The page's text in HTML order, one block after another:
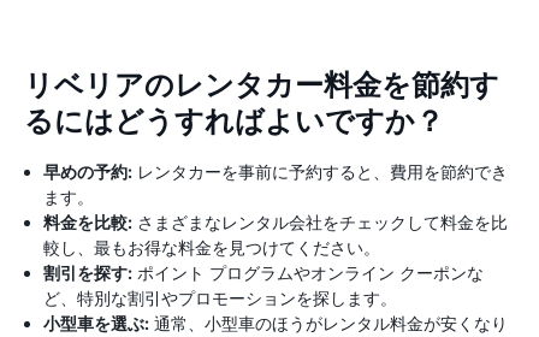
リベリアのレンタカー料金を節約す
るにはどうすればよいですか？
早めの予約: レンタカーを事前に予約すると、費用を節約でき
ます。
料金を比較: さまざまなレンタル会社をチェックして料金を比
較し、最もお得な料金を見つけてください。
割引を探す: ポイント プログラムやオンライン クーポンな
ど、特別な割引やプロモーションを探します。
小型車を選ぶ: 通常、小型車のほうがレンタル料金が安くなり